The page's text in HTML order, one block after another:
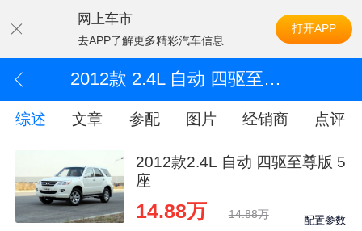
网上车市
去APP了解更多精彩汽车信息
打开APP
2012款 2.4L 自动 四驱至尊版 5座
综述 文章 参配 图片 经销商 点评
2012款2.4L 自动 四驱至尊版 5
座
14.88万 14.88万 配置参数